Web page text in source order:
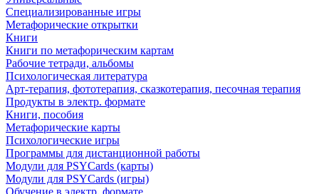
Специализированные игры
Метафорические открытки
Книги
Книги по метафорическим картам
Рабочие тетради, альбомы
Психологическая литература
Арт-терапия, фототерапия, сказкотерапия, песочная терапия
Продукты в электр. формате
Книги, пособия
Метафорические карты
Психологические игры
Программы для дистанционной работы
Модули для PSYCards (карты)
Модули для PSYCards (игры)
Обучение в электр. формате